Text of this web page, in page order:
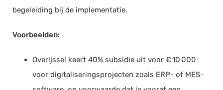
begeleiding bij de implementatie.
Voorbeelden:
Overijssel keert 40% subsidie uit voor € 10 000
voor digitaliseringsprojecten zoals ERP- of MES-